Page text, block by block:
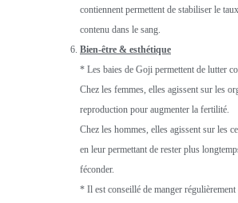
contiennent permettent de stabiliser le
contenu dans le sang.
Bien-être & esthétique
* Les baies de Goji permettent de lutter
Chez les femmes, elles agissent sur les
reproduction pour augmenter la fertilité.
Chez les hommes, elles agissent sur les
en leur permettant de rester plus
féconder.
* Il est conseillé de manger